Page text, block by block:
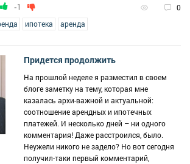
-1 0
ипотека аренда
Придется продолжить
На прошлой неделе я разместил в своем
блоге заметку на тему, которая мне
казалась архи-важной и актуальной:
соотношение арендных и ипотечных
платежей. И несколько дней – ни одного
комментария! Даже расстроился, было.
Неужели никого не задело? Но вот сегодня
получил-таки первый комментарий,